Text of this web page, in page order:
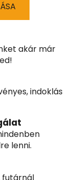
akár már
indoklás
lenni.